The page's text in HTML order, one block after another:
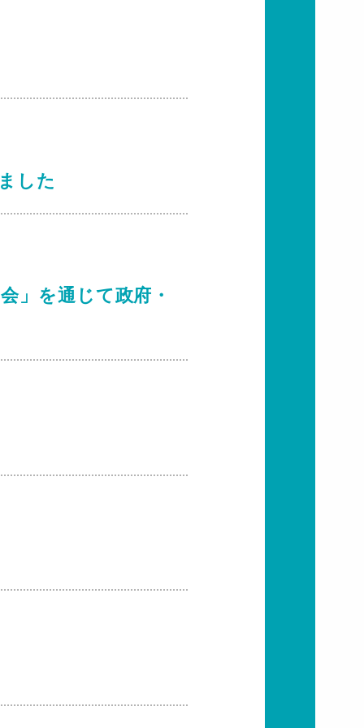
した
」を通じて政府・